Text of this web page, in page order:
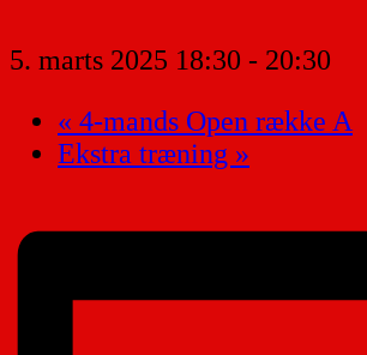
5. marts 2025 18:30 - 20:30
« 4-mands Open række A
Ekstra træning »